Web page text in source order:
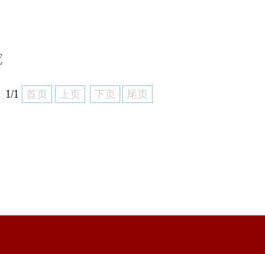
1/1 首页 上页 下页 尾页